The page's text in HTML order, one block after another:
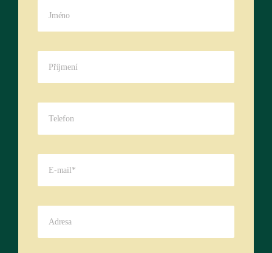
Billecart-Salmon
www.champagne-billecart.fr